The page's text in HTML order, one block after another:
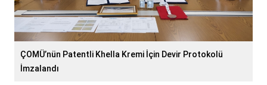
ÇOMÜ’nün Patentli Khella Kremi İçin Devir Protokolü
İmzalandı